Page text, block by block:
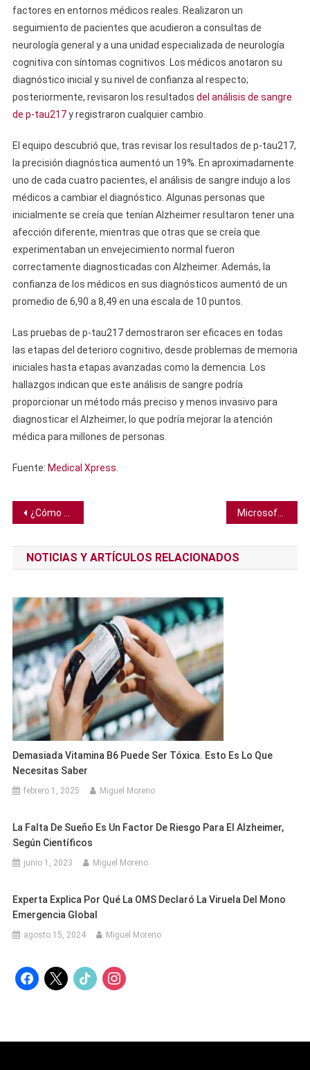
factores en entornos médicos reales. Realizaron un
seguimiento de pacientes que acudieron a consultas de
neurología general y a una unidad especializada de neurología
cognitiva con síntomas cognitivos. Los médicos anotaron su
diagnóstico inicial y su nivel de confianza al respecto;
posteriormente, revisaron los resultados del análisis de sangre
de p-tau217y registraron cualquier cambio.
El equipo descubrió que, tras revisar los resultados de p-tau217,
la precisión diagnóstica aumentó un 19%. En aproximadamente
uno de cada cuatro pacientes, el análisis de sangre indujo a los
médicos a cambiar el diagnóstico. Algunas personas que
inicialmente se creía que tenían Alzheimer resultaron tener una
afección diferente, mientras que otras que se creía que
experimentaban un envejecimiento normal fueron
correctamente diagnosticadas con Alzheimer. Además, la
confianza de los médicos en sus diagnósticos aumentó de un
promedio de 6,90 a 8,49 en una escala de 10 puntos.
Las pruebas de p-tau217 demostraron ser eficaces en todas
las etapas del deterioro cognitivo, desde problemas de memoria
iniciales hasta etapas avanzadas como la demencia. Los
hallazgos indican que este análisis de sangre podría
proporcionar un método más preciso y menos invasivo para
diagnosticar el Alzheimer, lo que podría mejorar la atención
médica para millones de personas.
Fuente: Medical Xpress.
Navegación
de
entradas
¿Cómo afecta la menopausia al cerebro y qué es lo que aún no se sabe? Microsoft convierte vidrio común en disco duro permanente. Un pequeño cuadrado puede guardar 2 millones de libros por 10.000 años
NOTICIAS Y ARTÍCULOS RELACIONADOS
Demasiada Vitamina B6 Puede Ser Tóxica. Esto Es Lo Que
Necesitas Saber
febrero 1, 2025 Miguel Moreno
La Falta De Sueño Es Un Factor De Riesgo Para El Alzheimer,
Según Científicos
junio 1, 2023 Miguel Moreno
Experta Explica Por Qué La OMS Declaró La Viruela Del Mono
Emergencia Global
agosto 15, 2024 Miguel Moreno
facebook
x tiktok instagram